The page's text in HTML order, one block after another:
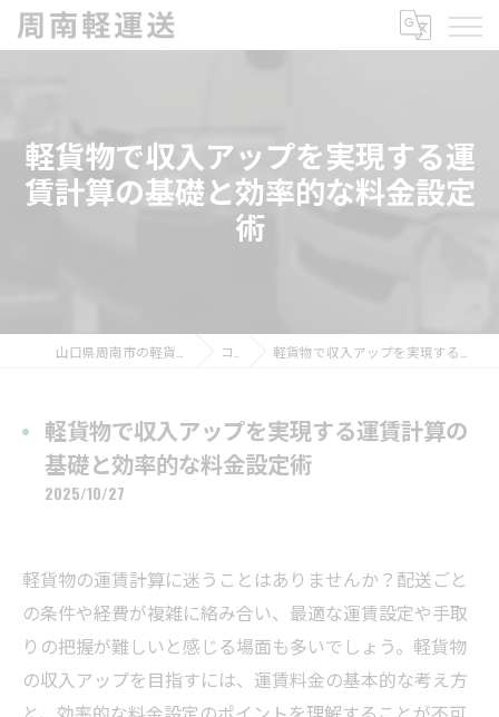
軽貨物で収入アップを実現する運
賃計算の基礎と効率的な料金設定
術
コラム 軽貨物で収入アップを実現する運賃計算の基礎と効率的な料金設定術
軽貨物で収入アップを実現する運賃計算の
基礎と効率的な料金設定術
2025/10/27
軽貨物の運賃計算に迷うことはありませんか？配送ごと
の条件や経費が複雑に絡み合い、最適な運賃設定や手取
りの把握が難しいと感じる場面も多いでしょう。軽貨物
の収入アップを目指すには、運賃料金の基本的な考え方